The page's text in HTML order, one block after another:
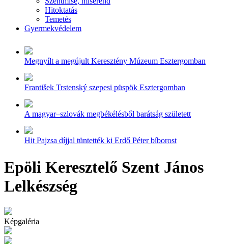
Hitoktatás
Temetés
Gyermekvédelem
Megnyílt a megújult Keresztény Múzeum Esztergomban
František Trstenský szepesi püspök Esztergomban
A magyar–szlovák megbékélésből barátság született
Hit Pajzsa díjjal tüntették ki Erdő Péter bíborost
Epöli Keresztelő Szent János
Lelkészség
Képgaléria